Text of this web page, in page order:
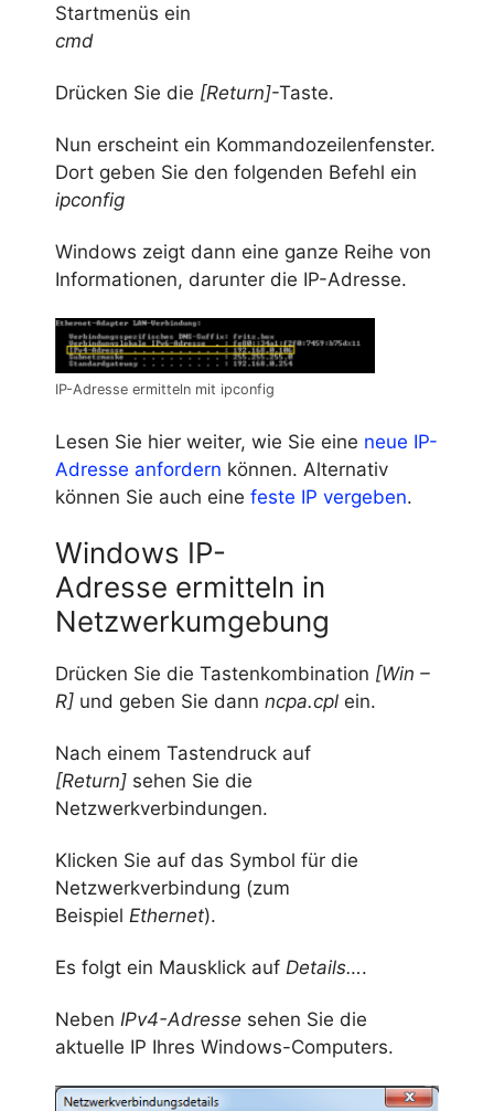
Startmenüs ein
cmd
Drücken Sie die [Return]-Taste.
Nun erscheint ein Kommandozeilenfenster.
Dort geben Sie den folgenden Befehl ein
ipconfig
Windows zeigt dann eine ganze Reihe von
Informationen, darunter die IP-Adresse.
IP-Adresse ermitteln mit ipconfig
Lesen Sie hier weiter, wie Sie eine neue IP-
Adresse anfordern können. Alternativ
können Sie auch eine feste IP vergeben.
Windows IP-
Adresse ermitteln in
Netzwerkumgebung
Drücken Sie die Tastenkombination [Win –
R] und geben Sie dann ncpa.cpl ein.
Nach einem Tastendruck auf
[Return] sehen Sie die
Netzwerkverbindungen.
Klicken Sie auf das Symbol für die
Netzwerkverbindung (zum
Beispiel Ethernet).
Es folgt ein Mausklick auf Details….
Neben IPv4-Adresse sehen Sie die
aktuelle IP Ihres Windows-Computers.